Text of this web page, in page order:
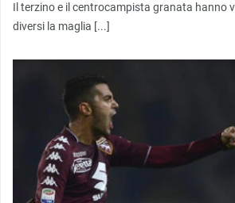
Il terzino e il centrocampista granata hanno
diversi la maglia [...]